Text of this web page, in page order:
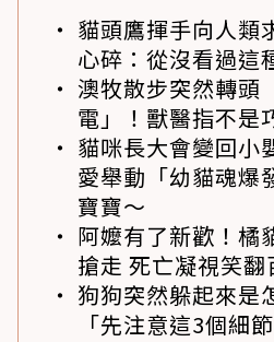
貓頭鷹揮手向人類
心碎：從沒看過這
澳牧散步突然轉頭
電」！獸醫指不是
貓咪長大會變回小
愛舉動「幼貓魂爆
寶寶～
阿嬤有了新歡！橘
搶走 死亡凝視笑翻
狗狗突然躲起來是
「先注意這3個細